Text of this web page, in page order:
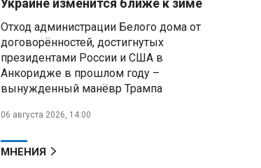
Президент Алжира готовится
к визиту в Беларусь — МИД
Алжира
300 жителей Курской области,
неизвестной
Украине изменится ближе к зиме
Отход администрации Белого дома от
договорённостей, достигнутых
президентами России и США в
Анкоридже в прошлом году –
вынужденный манёвр Трампа
06 августа 2026, 14:00
МНЕНИЯ